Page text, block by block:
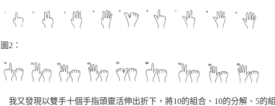
圖2：
我又發現以雙手十個手指頭靈活伸出折下，將10的組合、10的分解、5的組